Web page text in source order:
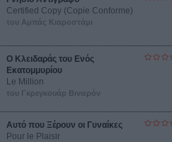
Certified Copy (Copie Conforme)
του Αμπάς Κιαροστάμι
Ο Κλειδαράς του Ενός
Εκατομμυρίου
Le Million
του Γκρεγκουάρ Βινιερόν
Αυτό που Ξέρουν οι Γυναίκες
Pour le Plaisir